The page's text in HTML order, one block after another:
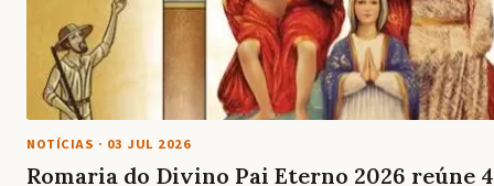
NOTÍCIAS · 03 JUL 2026
Romaria do Divino Pai Eterno 2026 reúne